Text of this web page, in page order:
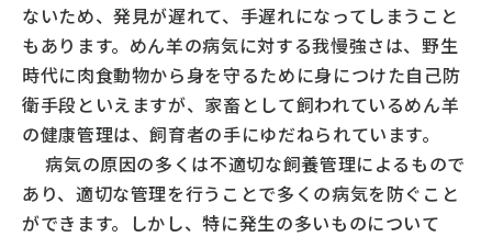
テーマでみる
キッズ zoo 鑑
どーがな zoo 鑑
おしえて！⽜豚鶏
学校飼育動物の飼い⽅
ないため、発見が遅れて、手遅れになってしまうこと
もあります。めん羊の病気に対する我慢強さは、野生
時代に肉食動物から身を守るために身につけた自己防
衛手段といえますが、家畜として飼われているめん羊
の健康管理は、飼育者の手にゆだねられています。
病気の原因の多くは不適切な飼養管理によるもので
あり、適切な管理を行うことで多くの病気を防ぐこと
ができます。しかし、特に発生の多いものについて